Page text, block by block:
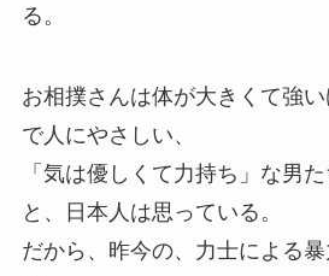
る。
お相撲さんは体が大きくて強
で人にやさしい、
「気は優しくて力持ち」な男
と、日本人は思っている。
だから、昨今の、力士による